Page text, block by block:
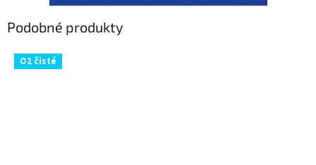
Podobné produkty
O2 čisté